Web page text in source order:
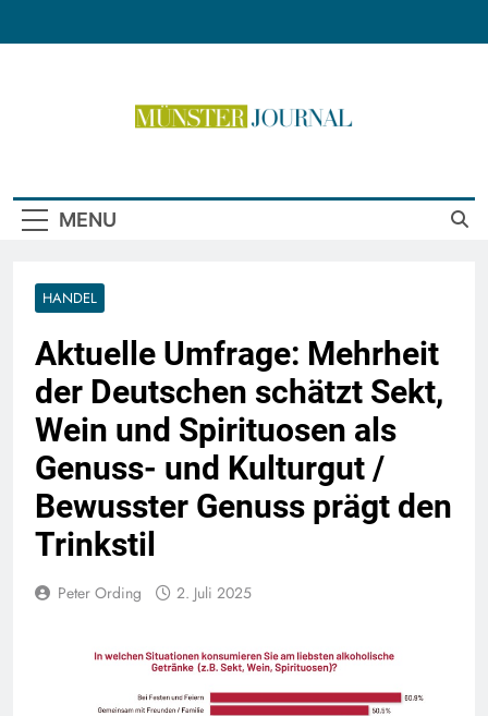
MENU
HANDEL
Aktuelle Umfrage: Mehrheit
der Deutschen schätzt Sekt,
Wein und Spirituosen als
Genuss- und Kulturgut /
Bewusster Genuss prägt den
Trinkstil
Peter Ording 2. Juli 2025